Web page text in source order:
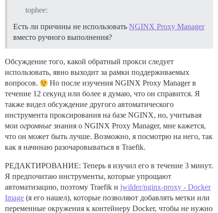
tophee:
Есть ли причины не использовать NGINX Proxy Manager
вместо ручного выполнения?
Обсуждение того, какой обратный прокси следует
использовать, явно выходит за рамки поддерживаемых
вопросов.
Но после изучения NGINX Proxy Manager в
течение 12 секунд или более я думаю, что он справится. Я
также видел обсуждение другого автоматического
инструмента проксирования на базе NGINX, но, учитывая
мои огромные знания о NGINX Proxy Manager, мне кажется,
что он может быть лучше. Возможно, я посмотрю на него, так
как я начинаю разочаровываться в Traefik.
РЕДАКТИРОВАНИЕ: Теперь я изучил его в течение 3 минут.
Я предпочитаю инструменты, которые упрощают
автоматизацию, поэтому Traefik и jwilder/nginx-proxy - Docker
Image (я его нашел), которые позволяют добавлять метки или
переменные окружения к контейнеру Docker, чтобы не нужно